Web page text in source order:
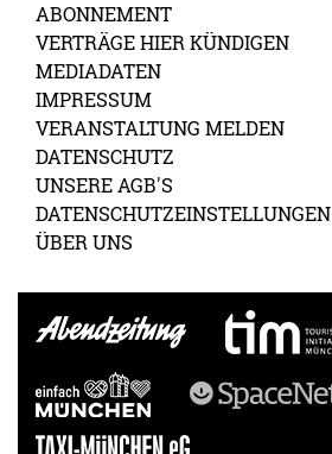
ABONNEMENT
VERTRÄGE HIER KÜNDIGEN
MEDIADATEN
IMPRESSUM
VERANSTALTUNG MELDEN
DATENSCHUTZ
UNSERE AGB'S
DATENSCHUTZEINSTELLUNGEN
ÜBER UNS